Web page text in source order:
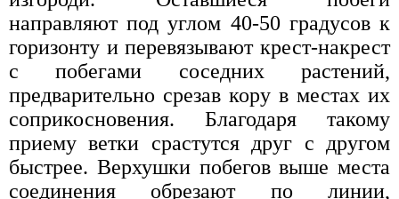
направляют под углом 40-50 градусов к
горизонту и перевязывают крест-накрест
с побегами соседних растений,
предварительно срезав кору в местах их
соприкосновения. Благодаря такому
приему ветки срастутся друг с другом
быстрее. Верхушки побегов выше места
соединения обрезают по линии,